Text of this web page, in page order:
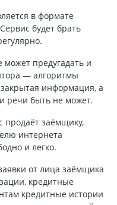
в формате
будет брать
может предугадать и
— алгоритмы
информация, а
речи быть не может.
продаёт заёмщику,
интернета
и легко.
от лица заёмщика
кредитные
кредитные истории